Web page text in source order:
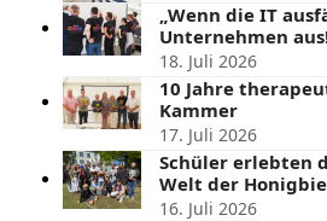
„Wenn die IT
Unternehmen
18. Juli 2026
10 Jahre
Kammer
17. Juli 2026
Schüler erlebten
Welt der
16. Juli 2026